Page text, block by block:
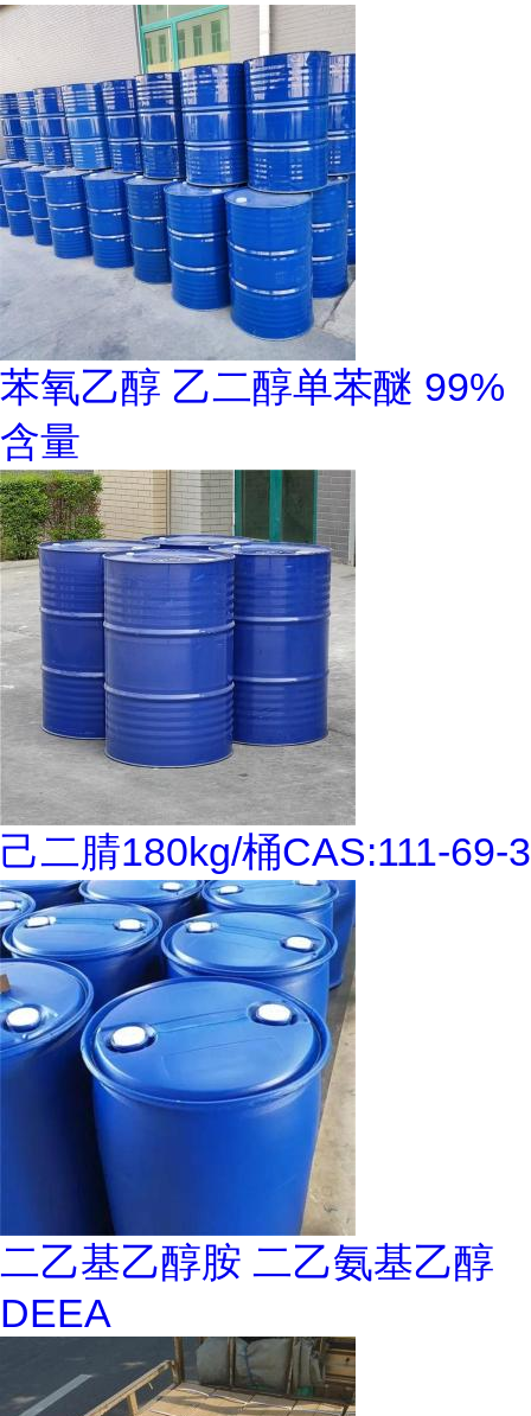
苯氧乙醇 乙二醇单苯醚 99%
含量
己二腈180kg/桶CAS:111-69-3
二乙基乙醇胺 二乙氨基乙醇
DEEA